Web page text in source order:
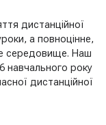
дистанційної
а повноцінне,
середовище. Наш
навчального року
дистанційної